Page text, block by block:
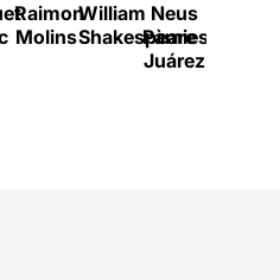
Raimon
Molins
William
Shakespeare
Neus
Pàmies
Juárez